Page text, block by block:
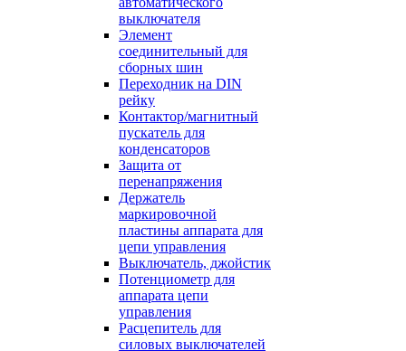
выключателя
Элемент
соединительный для
сборных шин
Переходник на DIN
рейку
Контактор/магнитный
пускатель для
конденсаторов
Защита от
перенапряжения
Держатель
маркировочной
пластины аппарата для
цепи управления
Выключатель, джойстик
Потенциометр для
аппарата цепи
управления
Расцепитель для
силовых выключателей